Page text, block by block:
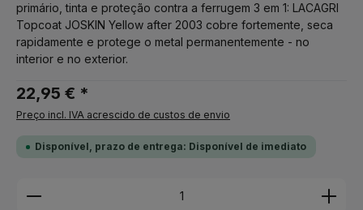
primário, tinta e proteção contra a ferrugem 3 em 1: LACAGRI
Topcoat JOSKIN Yellow after 2003 cobre fortemente, seca
rapidamente e protege o metal permanentemente - no
interior e no exterior.
22,95 € *
Preço incl. IVA acrescido de custos de envio
Disponível, prazo de entrega: Disponível de imediato
Quantidade do Produto: Insira a quantidade